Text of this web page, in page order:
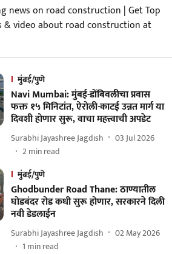
news on road construction | Get Top
& video about road construction at
मुंबई/पुणे
Navi Mumbai: मुंबई-डोंबिवलीचा प्रवास
फक्त १५ मिनिटांत, ऐरोली-काटई उन्नत मार्ग या
दिवशी होणार सुरू, वाचा महत्त्वाची अपडेट
Surabhi Jayashree Jagdish
03 Jul 2026
2min read
मुंबई/पुणे
Ghodbunder Road Thane: ठाण्यातील
घोडबंदर रोड कधी सुरू होणार, सरकारने दिली
नवी डेडलाईन
Surabhi Jayashree Jagdish
02 May 2026
1 min read